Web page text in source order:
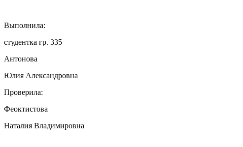
Выполнила:
студентка гр. 335
Антонова
Юлия Александровна
Проверила:
Феоктистова
Наталия Владимировна